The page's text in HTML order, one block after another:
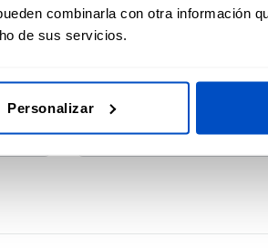
combinarla con otra información
de sus servicios.
Personalizar